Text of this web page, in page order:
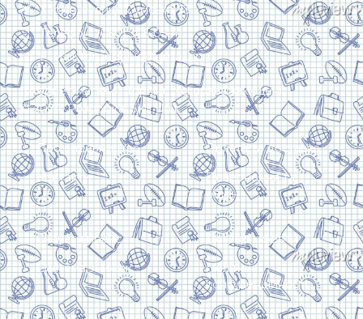
Харків, вулиця Сумська, 13
Телефон: (050) 305-05-41
E-Mail: torsingplus@gmail.com
Інтернет-магазин Торсінг. Усі права захищені
© 2024. Розробка:Skill Unit
Про видавництво
Контакти
Оплата та доставка
Повернення та
обмін
Скачати прайс
Система знижок
Договір оферти
Політика
конфіденційності